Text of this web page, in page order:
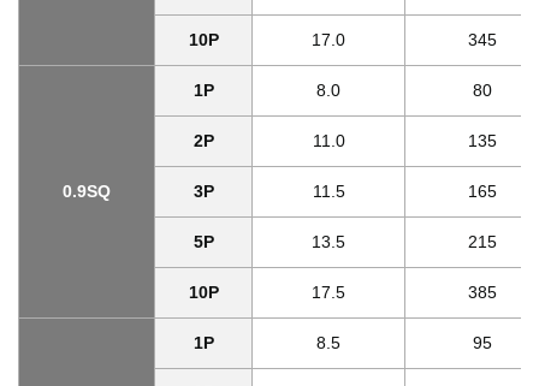
10P 17.0 345
0.9SQ
1P 8.0 80
2P 11.0 135
3P 11.5 165
5P 13.5 215
10P 17.5 385
1P 8.5 95